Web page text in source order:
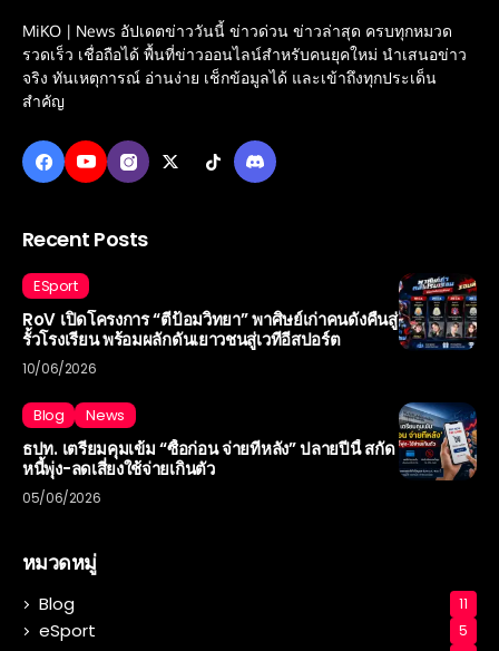
MiKO | News อัปเดตข่าววันนี้ ข่าวด่วน ข่าวล่าสุด ครบทุกหมวด
รวดเร็ว เชื่อถือได้ พื้นที่ข่าวออนไลน์สำหรับคนยุคใหม่ นำเสนอข่าว
จริง ทันเหตุการณ์ อ่านง่าย เช็กข้อมูลได้ และเข้าถึงทุกประเด็น
สำคัญ
Recent Posts
ESport
RoV เปิดโครงการ “ตีป้อมวิทยา” พาศิษย์เก่าคนดังคืนสู่
รั้วโรงเรียน พร้อมผลักดันเยาวชนสู่เวทีอีสปอร์ต
10/06/2026
Blog News
ธปท. เตรียมคุมเข้ม “ซื้อก่อน จ่ายทีหลัง” ปลายปีนี้ สกัด
หนี้พุ่ง-ลดเสี่ยงใช้จ่ายเกินตัว
05/06/2026
หมวดหมู่
Blog 11
eSport 5